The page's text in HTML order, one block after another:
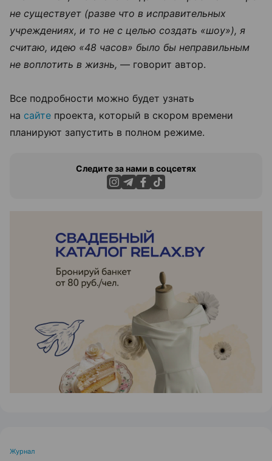
не существует (разве что в исправительных
учреждениях, и то не с целью создать «шоу»), я
считаю, идею «48 часов» было бы неправильным
не воплотить в жизнь, — говорит автор.
Все подробности можно будет узнать
на сайте проекта, который в скором времени
планируют запустить в полном режиме.
Следите за нами в соцсетях
ЭФФЕКТИВНАЯ РЕКЛАМА НА САЙТЕ
Журнал